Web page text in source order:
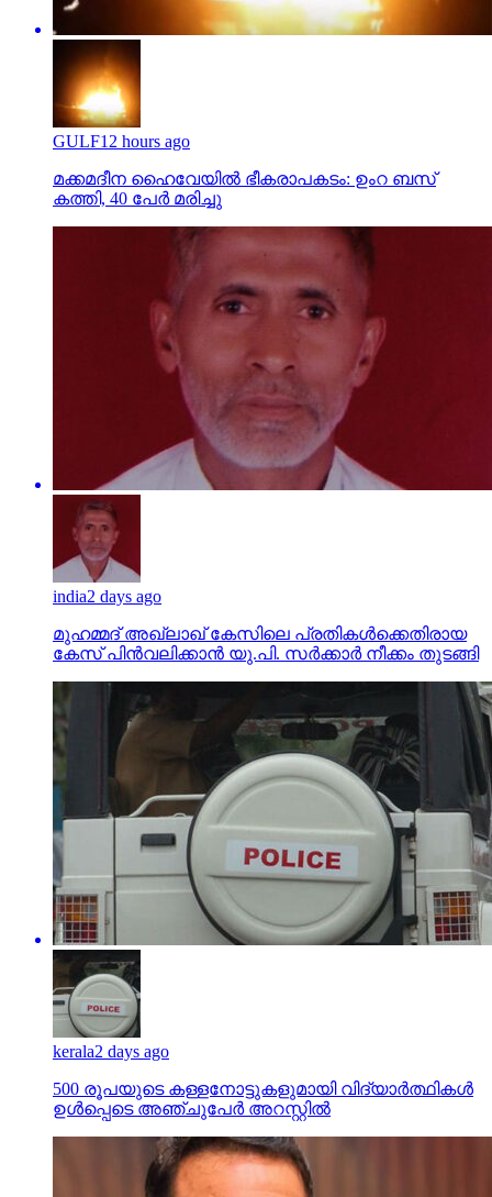
GULF12 hours ago
മക്കമദീന ഹൈവേയില്‍ ഭീകരാപകടം: ഉംറ ബസ്
കത്തി, 40 പേര്‍ മരിച്ചു
india2 days ago
മുഹമ്മദ് അഖ്‌ലാഖ് കേസിലെ പ്രതികള്‍ക്കെതിരായ
കേസ് പിന്‍വലിക്കാന്‍ യു.പി. സര്‍ക്കാര്‍ നീക്കം തുടങ്ങി
kerala2 days ago
500 രൂപയുടെ കള്ളനോട്ടുകളുമായി വിദ്യാര്‍ത്ഥികള്‍
ഉള്‍പ്പെടെ അഞ്ചുപേര്‍ അറസ്റ്റില്‍